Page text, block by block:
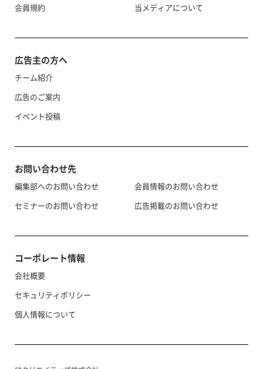
会員規約
当メディアについて
広告主の方へ
チーム紹介
広告のご案内
イベント投稿
お問い合わせ先
編集部へのお問い合わせ
セミナーのお問い合わせ
会員情報のお問い合わせ
広告掲載のお問い合わせ
コーポレート情報
会社概要
セキュリティポリシー
個人情報について